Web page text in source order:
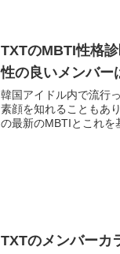
TXTのMBTI性格
性の良いメンバー
韓国アイドル内で流行
素顔を知れることもあ
の最新のMBTIとこれを
TXTのメンバーカ